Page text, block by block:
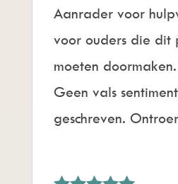
Aanrader voor
voor ouders die dit
moeten doormaken.
Geen vals
geschreven.